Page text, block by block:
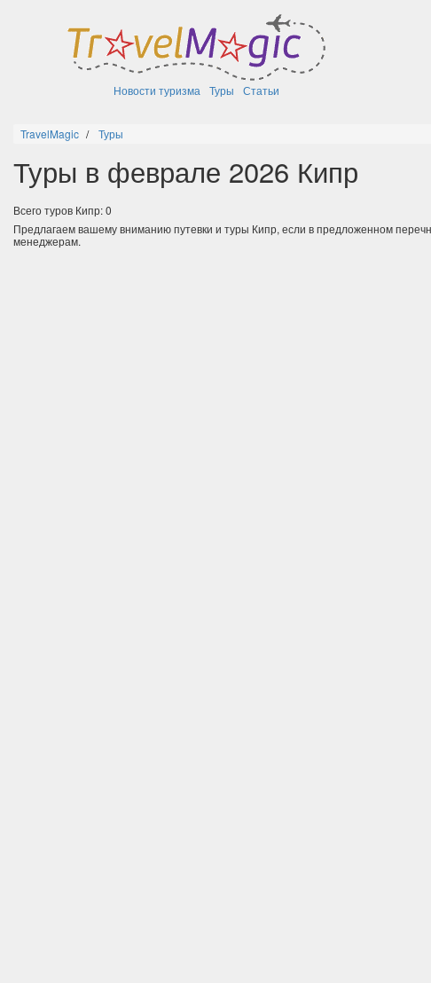
Новости туризма Туры Статьи
TravelMagic Туры
Туры в феврале 2026 Кипр
Всего туров Кипр: 0
Предлагаем вашему вниманию путевки и туры Кипр, если в предложенном
менеджерам.